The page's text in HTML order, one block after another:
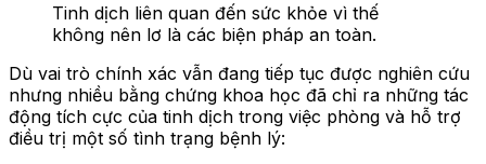
Tinh dịch liên quan đến sức khỏe vì thế
không nên lơ là các biện pháp an toàn.
Dù vai trò chính xác vẫn đang tiếp tục được nghiên cứu
nhưng nhiều bằng chứng khoa học đã chỉ ra những tác
động tích cực của tinh dịch trong việc phòng và hỗ trợ
điều trị một số tình trạng bệnh lý: